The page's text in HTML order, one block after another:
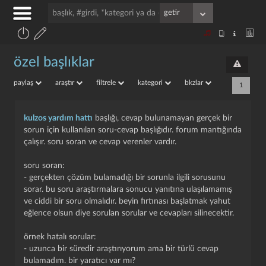
özel başlıklar
paylaş araştır filtrele kategori bkzlar 1
kulzos yardım hattı başlığı, cevap bulunamayan gerçek bir
sorun için kullanılan soru-cevap başlığıdır. forum mantığında
çalışır. soru soran ve cevap verenler vardır.
soru soran:
- gerçekten çözüm bulamadığı bir sorunla ilgili sorusunu
sorar. bu soru araştırmalara sonucu yanıtına ulaşılamamış
ve ciddi bir soru olmalıdır. beyin fırtınası başlatmak yahut
eğlence olsun diye sorulan sorular ve cevapları silinecektir.
örnek hatalı sorular:
- uzunca bir süredir araştırıyorum ama bir türlü cevap
bulamadım. bir yaratıcı var mı?